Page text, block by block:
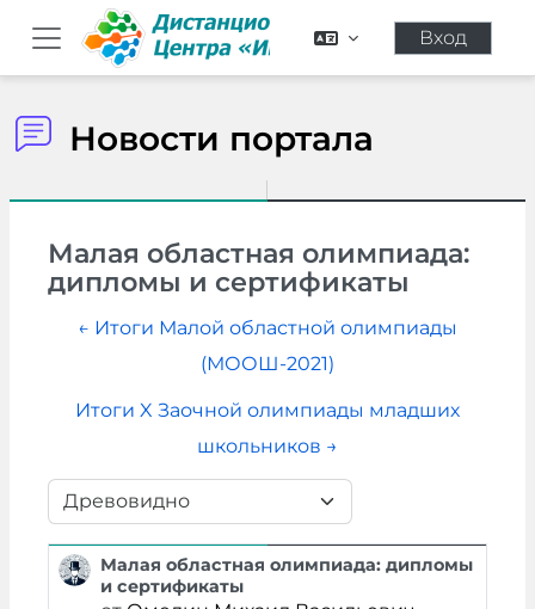
Перейти к основному содержанию
Боковая панель
Вход
Новости портала
Малая областная олимпиада:
дипломы и сертификаты
← Итоги Малой областной олимпиады
(МООШ-2021)
Итоги X Заочной олимпиады младших
школьников →
Режим отображения
Малая областная олимпиада: дипломы
и сертификаты
Количество ответов: 0